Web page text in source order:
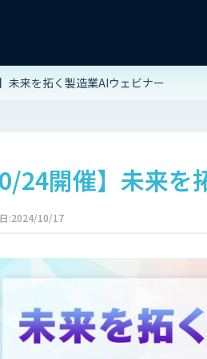
未来を拓く製造業AIウェビナー
24開催】未来
:2024/10/17